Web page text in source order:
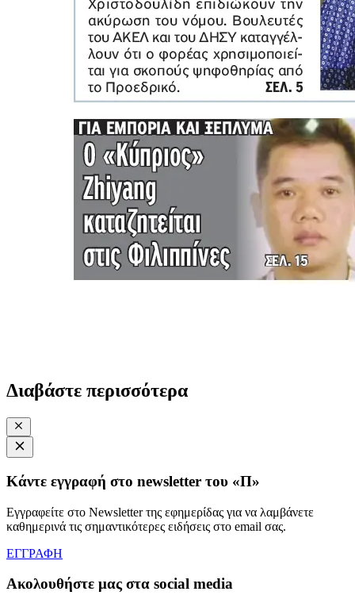
Διαβάστε περισσότερα
Κάντε εγγραφή στο newsletter του «Π»
Εγγραφείτε στο Newsletter της εφημερίδας για να λαμβάνετε
καθημερινά τις σημαντικότερες ειδήσεις στο email σας.
ΕΓΓΡΑΦΗ
Ακολουθήστε μας στα social media